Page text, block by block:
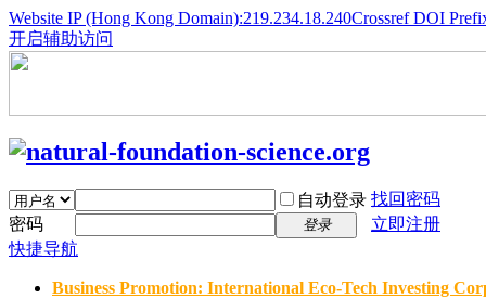
Website IP (Hong Kong Domain):219.234.18.240Crossref DOI
开启辅助访问
自动登录 找回密码
密码
登录
立即注册
快捷导航
Business Promotion: International Eco-Tech Investing